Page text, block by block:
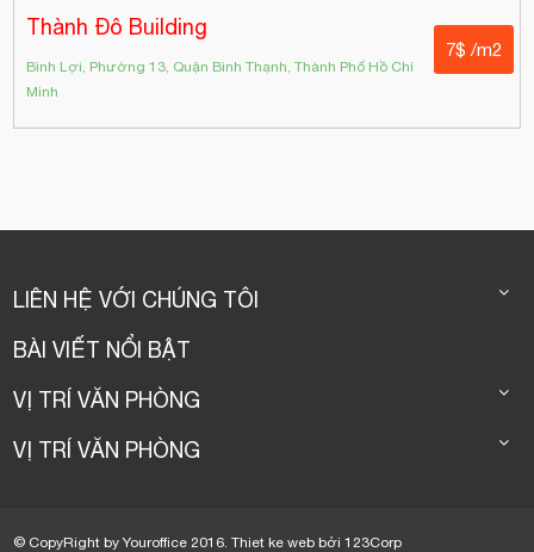
Thành Đô Building
Bình Lợi, Phường 13, Quận Bình Thạnh, Thành Phố Hồ Chí
Minh
7$ /m2
LIÊN HỆ VỚI CHÚNG TÔI
BÀI VIẾT NỔI BẬT
VỊ TRÍ VĂN PHÒNG
VỊ TRÍ VĂN PHÒNG
© CopyRight by Youroffice 2016.Thiet ke web bởi123Corp